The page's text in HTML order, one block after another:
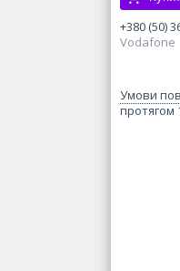
+380 (50)
Vodafone
протягом